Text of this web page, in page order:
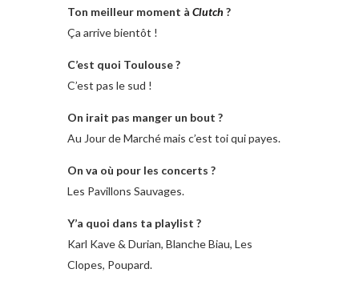
Ton meilleur moment à Clutch ?
Ça arrive bientôt !
C’est quoi Toulouse ?
C’est pas le sud !
On irait pas manger un bout ?
Au Jour de Marché mais c’est toi qui payes.
On va où pour les concerts ?
Les Pavillons Sauvages.
Y’a quoi dans ta playlist ?
Karl Kave & Durian, Blanche Biau, Les
Clopes, Poupard.